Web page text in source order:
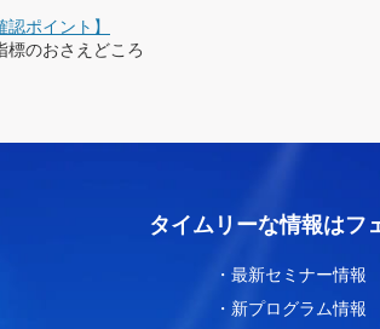
ポイント】
標のおさえどころ
タイムリーな情報はフ
・最新セミナー情報
・新プログラム情報